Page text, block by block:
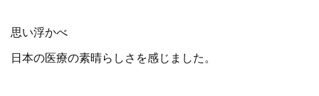
思い浮かべ
日本の医療の素晴らしさを感じました。